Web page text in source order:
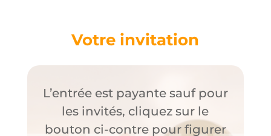
Votre invitation
L’entrée est payante sauf pour
les invités, cliquez sur le
bouton ci-contre pour figurer